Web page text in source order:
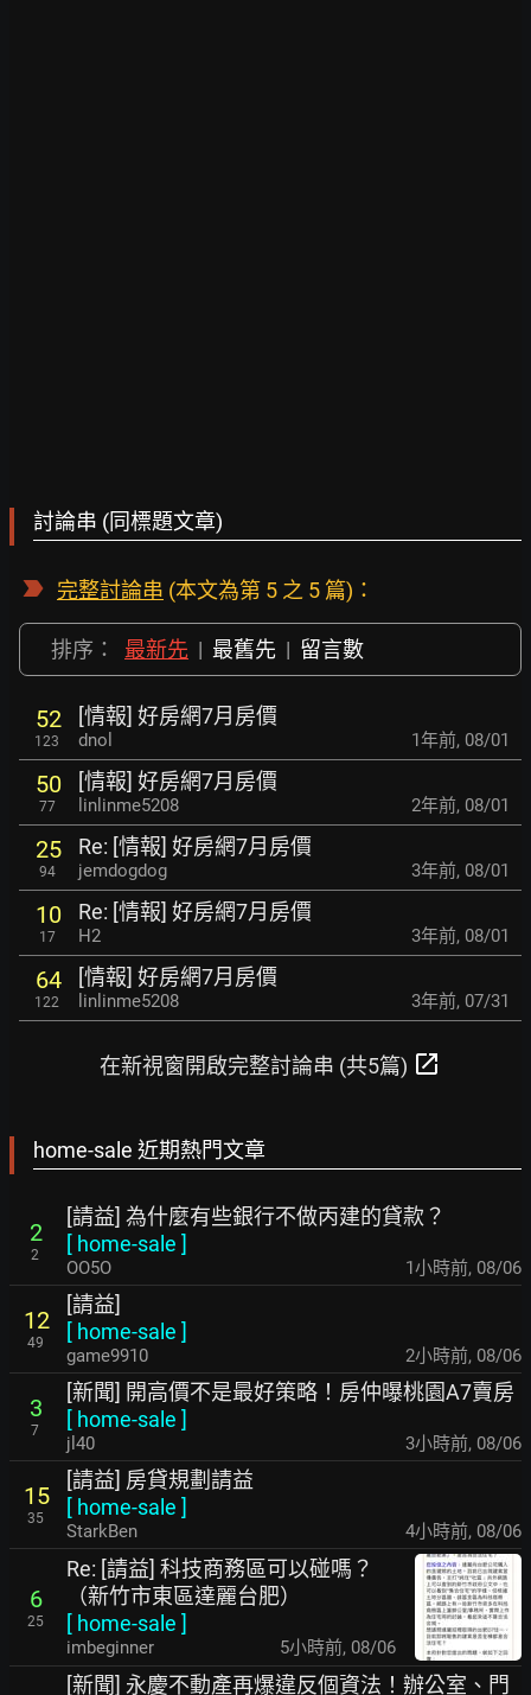
討論串 (同標題文章)
完整討論串 (本文為第 5 之 5 篇)：
排序： 最新先 | 最舊先 | 留言數
52
123
[情報] 好房網7月房價
dnol 1年前, 08/01
50
77
[情報] 好房網7月房價
linlinme5208 2年前, 08/01
25
94
Re: [情報] 好房網7月房價
jemdogdog 3年前, 08/01
10
17
Re: [情報] 好房網7月房價
H2 3年前, 08/01
64
122
[情報] 好房網7月房價
linlinme5208 3年前, 07/31
在新視窗開啟完整討論串 (共5篇) open_in_new
home-sale 近期熱門文章
2
2
[請益] 為什麼有些銀行不做丙建的貸款？
[ home-sale ]
OO5O 1小時前, 08/06
12
49
[請益]
[ home-sale ]
game9910 2小時前, 08/06
3
7
[新聞] 開高價不是最好策略！房仲曝桃園A7賣房
[ home-sale ]
jl40 3小時前, 08/06
15
35
[請益] 房貸規劃請益
[ home-sale ]
StarkBen 4小時前, 08/06
6
25
Re: [請益] 科技商務區可以碰嗎？
（新竹市東區達麗台肥）
[ home-sale ]
imbeginner 5小時前, 08/06
[新聞] 永慶不動產再爆違反個資法！辦公室、門